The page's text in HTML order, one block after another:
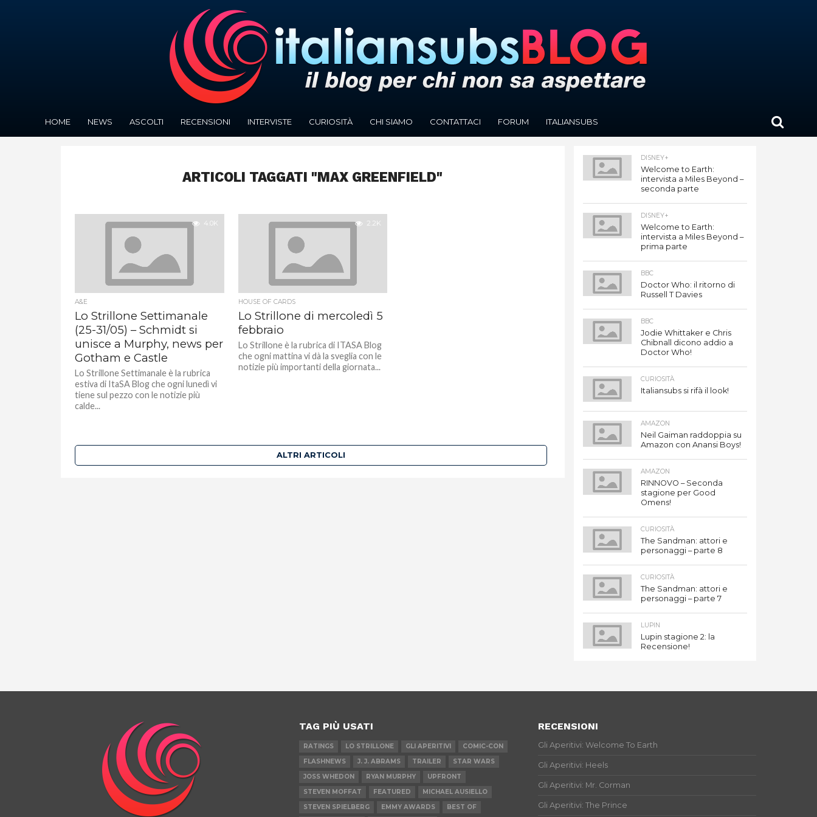
HOME NEWS ASCOLTI RECENSIONI INTERVISTE CURIOSITÀ CHI SIAMO CONTATTACI FORUM ITALIANSUBS
ARTICOLI TAGGATI "MAX GREENFIELD"
4.0K
A&E
Lo Strillone Settimanale
(25-31/05) – Schmidt si
unisce a Murphy, news per
Gotham e Castle
Lo Strillone Settimanale è la rubrica
estiva di ItaSA Blog che ogni lunedì vi
tiene sul pezzo con le notizie più
calde...
2.2K
HOUSE OF CARDS
Lo Strillone di mercoledì 5
febbraio
Lo Strillone è la rubrica di ITASA Blog
che ogni mattina vi dà la sveglia con le
notizie più importanti della giornata...
ALTRI ARTICOLI
DISNEY+
Welcome to Earth:
intervista a Miles Beyond –
seconda parte
DISNEY+
Welcome to Earth:
intervista a Miles Beyond –
prima parte
BBC
Doctor Who: il ritorno di
Russell T Davies
BBC
Jodie Whittaker e Chris
Chibnall dicono addio a
Doctor Who!
CURIOSITÀ
Italiansubs si rifà il look!
AMAZON
Neil Gaiman raddoppia su
Amazon con Anansi Boys!
AMAZON
RINNOVO – Seconda
stagione per Good
Omens!
CURIOSITÀ
The Sandman: attori e
personaggi – parte 8
CURIOSITÀ
The Sandman: attori e
personaggi – parte 7
LUPIN
Lupin stagione 2: la
Recensione!
TAG PIÙ USATI
RATINGS LO STRILLONE GLI APERITIVI
COMIC-CON
FLASHNEWS
J. J. ABRAMS TRAILER
STAR WARS
JOSS WHEDON
RYAN MURPHY
UPFRONT
STEVEN MOFFAT
FEATURED
MICHAEL AUSIELLO
STEVEN SPIELBERG
EMMY AWARDS BEST OF
RECENSIONI
Gli Aperitivi: Welcome To Earth
Gli Aperitivi: Heels
Gli Aperitivi: Mr. Corman
Gli Aperitivi: The Prince